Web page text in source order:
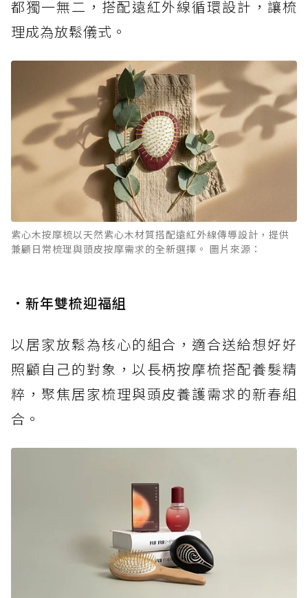
都獨一無二，搭配遠紅外線循環設計，讓梳
理成為放鬆儀式。
紫心木按摩梳以天然紫心木材質搭配遠紅外線傳導設計，提供
兼顧日常梳理與頭皮按摩需求的全新選擇。 圖片來源：
• 新年雙梳迎福組
以居家放鬆為核心的組合，適合送給想好好
照顧自己的對象，以長柄按摩梳搭配養髮精
粹，聚焦居家梳理與頭皮養護需求的新春組
合。